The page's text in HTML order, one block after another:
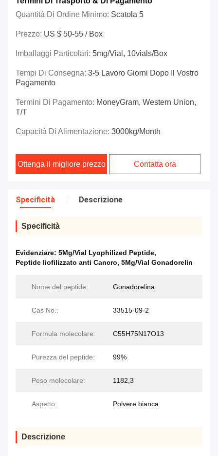
Quantità Di Ordine Minimo: Scatola 5
Prezzo: US $ 50-55 / Box
Imballaggi Particolari: 5mg/vial, 10vials/box
Tempi Di Consegna: 3-5 Lavoro Giorni Dopo Il Vostro
Pagamento
Termini Di Pagamento: MoneyGram, Western Union,
T/T
Capacità Di Alimentazione: 3000kg/Month
Ottenga il migliore prezzo Contatta ora
Specificità Descrizione
Specificità
Evidenziare: 5Mg/Vial Lyophilized Peptide,
Peptide liofilizzato anti Cancro, 5Mg/Vial Gonadorelin
Nome del peptide: Gonadorelina
Cas No.: 33515-09-2
Formula molecolare: C55H75N17O13
Purezza del peptide: 99%
Peso molecolare: 1182,3
Aspetto: Polvere bianca
Descrizione